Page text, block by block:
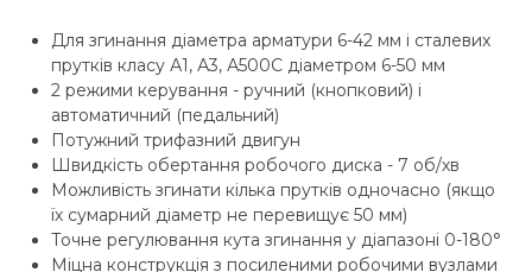
Для згинання діаметра арматури 6-42 мм і сталевих
прутків класу А1, А3, А500С діаметром 6-50 мм
2 режими керування - ручний (кнопковий) і
автоматичний (педальний)
Потужний трифазний двигун
Швидкість обертання робочого диска - 7 об/хв
Можливість згинати кілька прутків одночасно (якщо
їх сумарний діаметр не перевищує 50 мм)
Точне регулювання кута згинання у діапазоні 0-180°
Міцна конструкція з посиленими робочими вузлами